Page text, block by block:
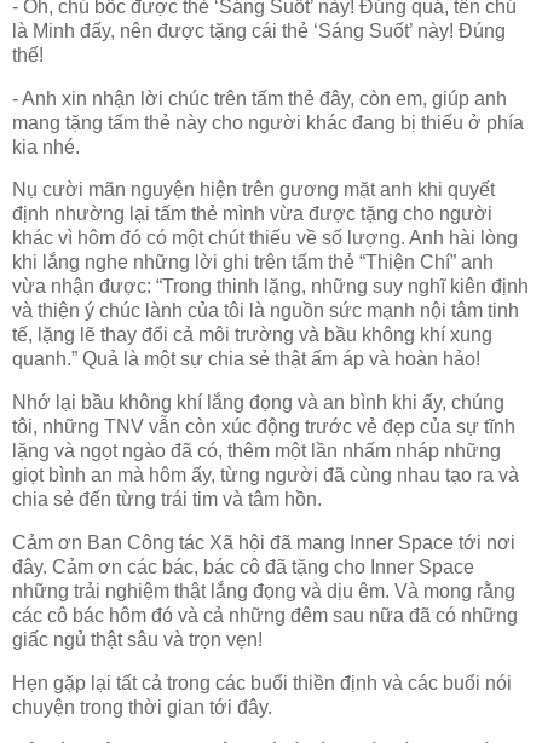
- Oh, chú bốc được thẻ ‘Sáng Suốt’ này! Đúng quá, tên chú
là Minh đấy, nên được tặng cái thẻ ‘Sáng Suốt’ này! Đúng
thế!
- Anh xin nhận lời chúc trên tấm thẻ đây, còn em, giúp anh
mang tặng tấm thẻ này cho người khác đang bị thiếu ở phía
kia nhé.
Nụ cười mãn nguyện hiện trên gương mặt anh khi quyết
định nhường lại tấm thẻ mình vừa được tặng cho người
khác vì hôm đó có một chút thiếu về số lượng. Anh hài lòng
khi lắng nghe những lời ghi trên tấm thẻ “Thiện Chí” anh
vừa nhận được: “Trong thinh lặng, những suy nghĩ kiên định
và thiện ý chúc lành của tôi là nguồn sức mạnh nội tâm tinh
tế, lặng lẽ thay đổi cả môi trường và bầu không khí xung
quanh.” Quả là một sự chia sẻ thật ấm áp và hoàn hảo!
Nhớ lại bầu không khí lắng đọng và an bình khi ấy, chúng
tôi, những TNV vẫn còn xúc động trước vẻ đẹp của sự tĩnh
lặng và ngọt ngào đã có, thêm một lần nhấm nháp những
giọt bình an mà hôm ấy, từng người đã cùng nhau tạo ra và
chia sẻ đến từng trái tim và tâm hồn.
Cảm ơn Ban Công tác Xã hội đã mang Inner Space tới nơi
đây. Cảm ơn các bác, bác cô đã tặng cho Inner Space
những trải nghiệm thật lắng đọng và dịu êm. Và mong rằng
các cô bác hôm đó và cả những đêm sau nữa đã có những
giấc ngủ thật sâu và trọn vẹn!
Hẹn gặp lại tất cả trong các buổi thiền định và các buổi nói
chuyện trong thời gian tới đây.